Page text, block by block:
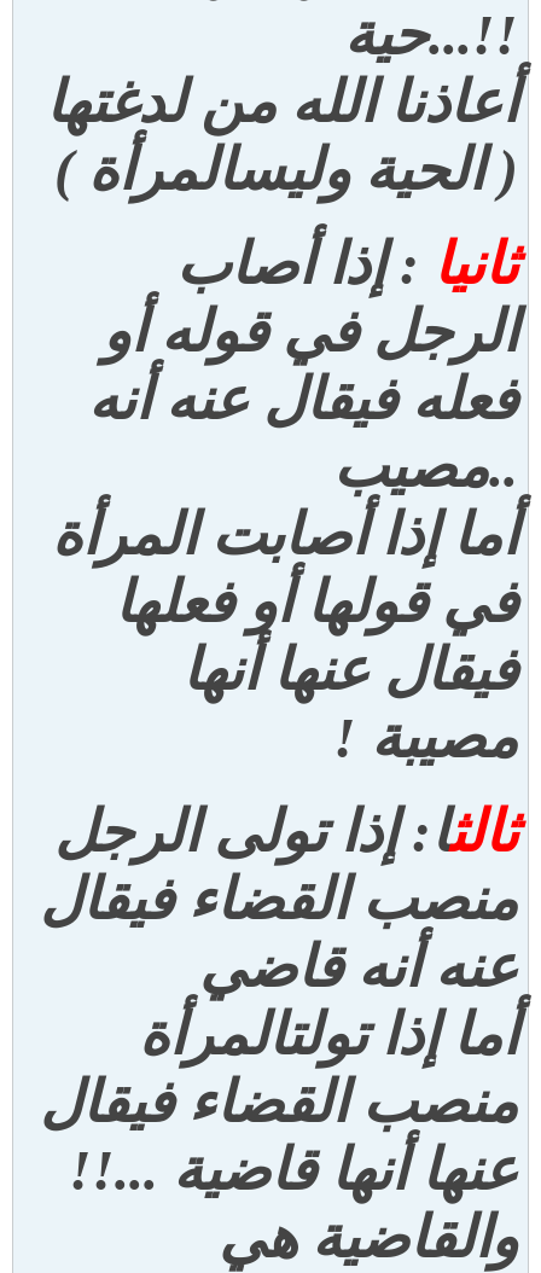
!!...حية
أعاذنا الله من لدغتها
( الحية وليسالمرأة )
ثانيا : إذا أصاب
الرجل في قوله أو
فعله فيقال عنه أنه
..مصيب
أما إذا أصابت المرأة
في قولها أو فعلها
فيقال عنها أنها
مصيبة !
ثالثا: إذا تولى الرجل
منصب القضاء فيقال
عنه أنه قاضي
أما إذا تولتالمرأة
منصب القضاء فيقال
عنها أنها قاضية ...!!
والقاضية هي